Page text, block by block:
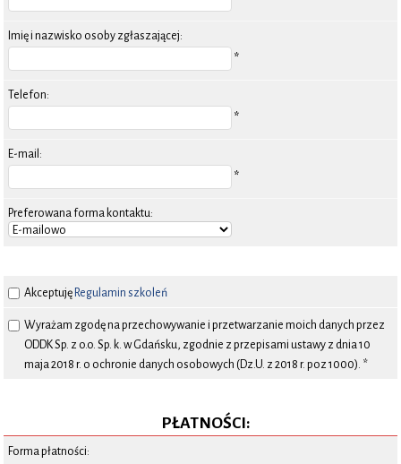
Imię i nazwisko osoby zgłaszającej:
*
Telefon:
*
E-mail:
*
Preferowana forma kontaktu:
Akceptuję Regulamin szkoleń
Wyrażam zgodę na przechowywanie i przetwarzanie moich danych przez
ODDK Sp. z o.o. Sp. k. w Gdańsku, zgodnie z przepisami ustawy z dnia 10
maja 2018 r. o ochronie danych osobowych (Dz.U. z 2018 r. poz 1000). *
PŁATNOŚCI:
Forma płatności: